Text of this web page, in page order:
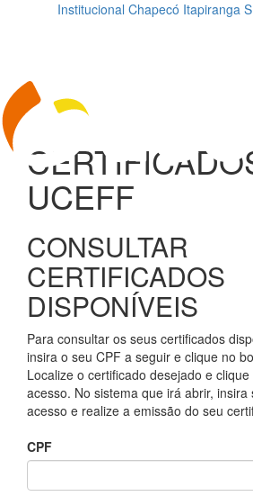
Institucional Chapecó Itapiranga
UCEFF
CONSULTAR
CERTIFICADOS
DISPONÍVEIS
Para consultar os seus certificados
insira o seu CPF a seguir e clique no
Localize o certificado desejado e
acesso. No sistema que irá abrir,
acesso e realize a emissão do seu
CPF